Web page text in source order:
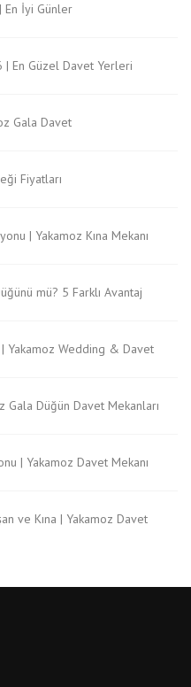
İyi Günler
| En Güzel Davet Yerleri
Gala Davet
Fiyatları
| Yakamoz Kına Mekanı
mü? 5 Farklı Avantaj
Yakamoz Wedding & Davet
Gala Düğün Davet Mekanları
| Yakamoz Davet Mekanı
ve Kına | Yakamoz Davet